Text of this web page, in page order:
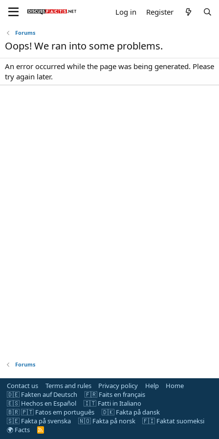
Log in Register
Forums
Oops! We ran into some problems.
An error occurred while the page was being generated. Please
try again later.
Forums
Contact us Terms and rules Privacy policy Help
Home
🇩🇪 Fakten auf Deutsch
🇫🇷 Faits en français
🇪🇸 Hechos en Español
🇮🇹 Fatti in Italiano
🇧🇷 🇵🇹 Fatos em português
🇩🇰 Fakta på dansk
🇸🇪 Fakta på svenska
🇳🇴 Fakta på norsk
🇫🇮 Faktat suomeksi
🌍 Facts
R